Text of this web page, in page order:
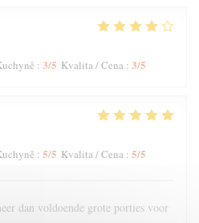
: 3/5 Kvalita / Cena : 3/5
: 5/5 Kvalita / Cena : 5/5
dan voldoende grote porties voor